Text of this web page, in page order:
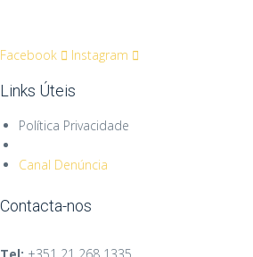
Facebook Instagram
Links Úteis
Política Privacidade
Canal Denúncia
Contacta-nos